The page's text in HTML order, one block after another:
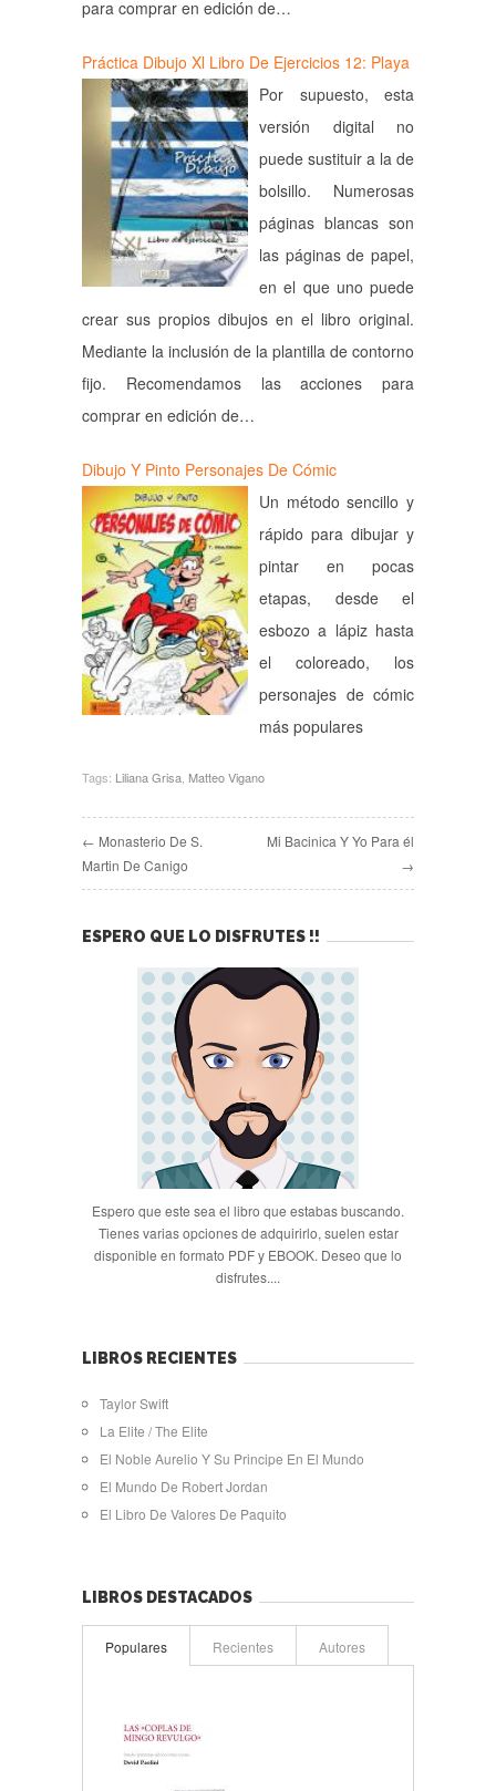
para comprar en edición de…
Práctica Dibujo Xl Libro De Ejercicios 12: Playa
Por supuesto, esta
versión digital no
puede sustituir a la de
bolsillo. Numerosas
páginas blancas son
las páginas de papel,
en el que uno puede
crear sus propios dibujos en el libro original.
Mediante la inclusión de la plantilla de contorno
fijo. Recomendamos las acciones para
comprar en edición de…
Dibujo Y Pinto Personajes De Cómic
Un método sencillo y
rápido para dibujar y
pintar en pocas
etapas, desde el
esbozo a lápiz hasta
el coloreado, los
personajes de cómic
más populares
Tags: Liliana Grisa Matteo Vigano
← Monasterio De S.
Martin De Canigo
Mi Bacinica Y Yo Para él
→
ESPERO QUE LO DISFRUTES !!
Espero que este sea el libro que estabas buscando.
Tienes varias opciones de adquirirlo, suelen estar
disponible en formato PDF y EBOOK. Deseo que lo
disfrutes....
LIBROS RECIENTES
Taylor Swift
La Elite / The Elite
El Noble Aurelio Y Su Principe En El Mundo
El Mundo De Robert Jordan
El Libro De Valores De Paquito
LIBROS DESTACADOS
Populares Recientes Autores